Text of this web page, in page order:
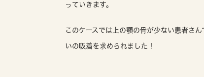
っていきます。
このケースでは上の顎の骨が少ない患者さ
いの吸着を求められました！